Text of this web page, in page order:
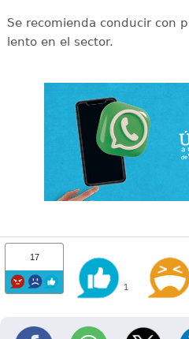
Se recomienda conducir con
lento en el sector.
17
1